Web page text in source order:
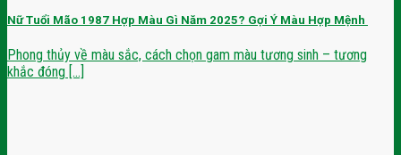
Nữ Tuổi Mão 1987 Hợp Màu Gì Năm 2025? Gợi Ý Màu Hợp Mệnh
Phong thủy về màu sắc, cách chọn gam màu tương sinh – tương
khắc đóng [...]